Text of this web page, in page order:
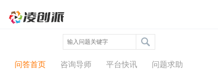
问答中心
问答首页 咨询导师 平台快讯 问题求助